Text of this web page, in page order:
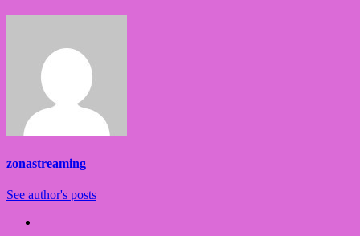
zonastreaming
See author's posts